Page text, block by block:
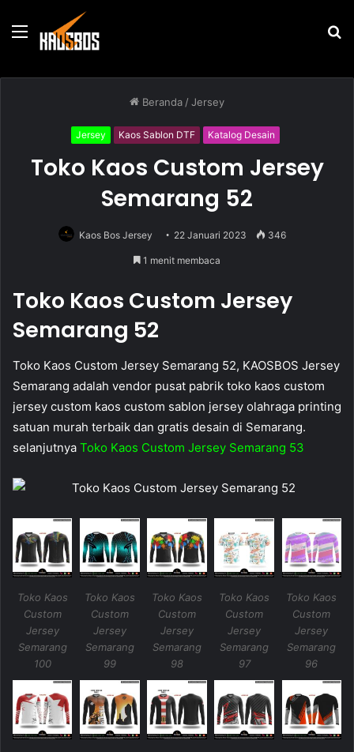
Menu
Beranda /Jersey
Jersey Kaos Sablon DTF Katalog Desain
Toko Kaos Custom Jersey
Semarang 52
Kaos Bos Jersey 22 Januari 2023 346
1 menit membaca
Toko Kaos Custom Jersey
Semarang 52
Toko Kaos Custom Jersey Semarang 52, KAOSBOS Jersey
Semarang adalah vendor pusat pabrik toko kaos custom
jersey custom kaos custom sablon jersey olahraga printing
satuan murah terbaik dan gratis desain di Semarang.
selanjutnya Toko Kaos Custom Jersey Semarang 53
Toko Kaos
Custom
Jersey
Semarang
100
Toko Kaos
Custom
Jersey
Semarang
99
Toko Kaos
Custom
Jersey
Semarang
98
Toko Kaos
Custom
Jersey
Semarang
97
Toko Kaos
Custom
Jersey
Semarang
96